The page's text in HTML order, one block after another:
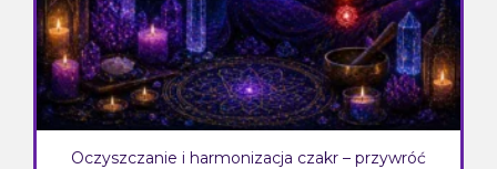
Oczyszczanie i harmonizacja czakr – przywróć